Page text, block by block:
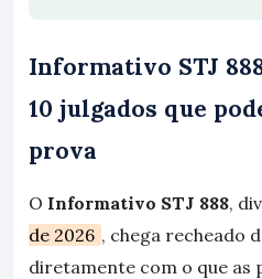
Informativo STJ
10 julgados que
prova
O Informativo STJ 888,
de 2026 , chega recheado
diretamente com o que as